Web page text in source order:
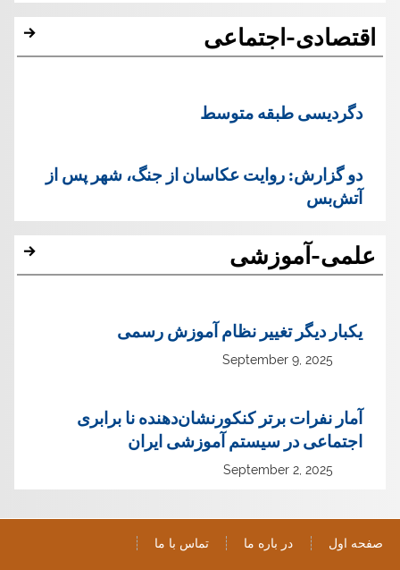
اقتصادی-اجتماعی
دگردیسی طبقه متوسط
دو گزارش: روایت عکاسان از جنگ، شهر پس از
آتش‌بس
علمی-آموزشی
یک‏بار دیگر تغییر نظام آموزش رسمی
September 9, 2025
آمار نفرات برتر کنکورنشان‌دهنده نا برابری
اجتماعی در سیستم آموزشی ایران
September 2, 2025
صفحه اول در باره ما تماس با ما